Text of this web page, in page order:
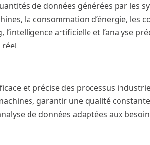
de données générées par les
la consommation d’énergie, les
artificielle et l’analyse
et précise des processus
garantir une qualité
de données adaptées aux